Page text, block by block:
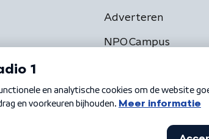
Adverteren
NPO Campus
Privacybeleid